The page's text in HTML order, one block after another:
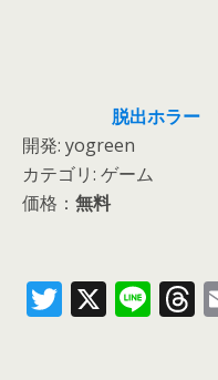
脱出ホラー
開発: yogreen
カテゴリ: ゲーム
価格： 無料
T X Li T